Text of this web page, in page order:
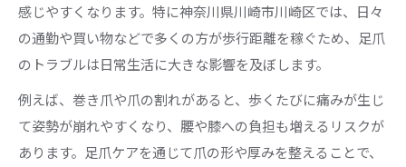
巻き爪予防に役立つ足爪ケアの新習慣とは
変形爪を防ぐための足爪ケア方法を徹底紹介
足爪ケアで巻き爪リスクを減らす毎日の工夫
足爪トラブル予防に役立つセルフケア術
巻き爪・変形爪改善のための専門ケアの選び方
感じやすくなります。特に神奈川県川崎市川崎区では、日々
の通勤や買い物などで多くの方が歩行距離を稼ぐため、足爪
のトラブルは日常生活に大きな影響を及ぼします。
例えば、巻き爪や爪の割れがあると、歩くたびに痛みが生じ
て姿勢が崩れやすくなり、腰や膝への負担も増えるリスクが
あります。足爪ケアを通じて爪の形や厚みを整えることで、